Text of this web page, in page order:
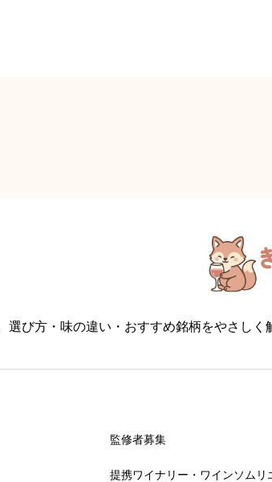
選び方・味の違い・おすすめ銘柄をやさし
監修者募集
提携ワイナリー・ワインソムリ